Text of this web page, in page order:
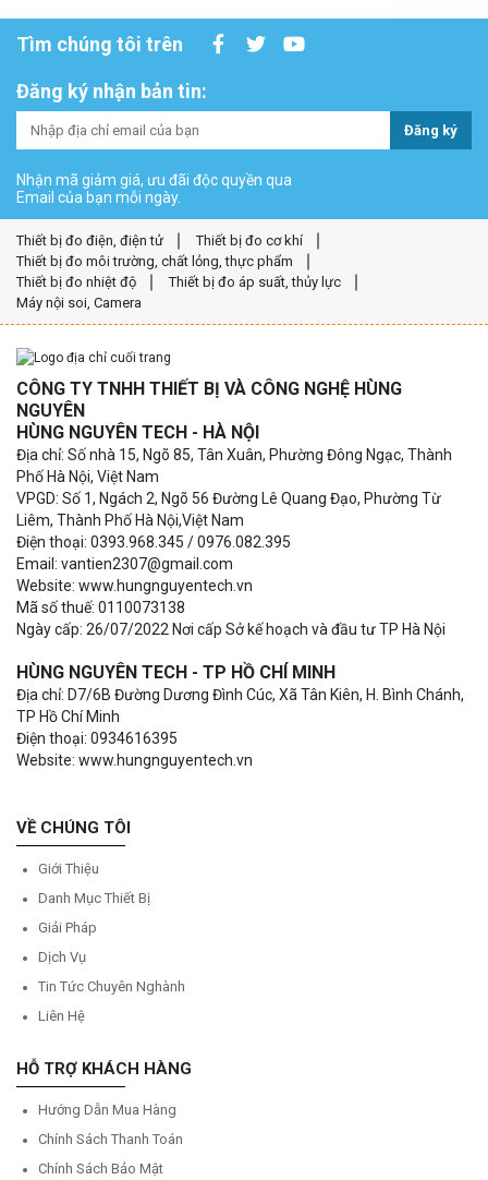
Tìm chúng tôi trên
Đăng ký nhận bản tin:
Đăng ký
Nhận mã giảm giá, ưu đãi độc quyền qua
Email của bạn mỗi ngày.
Thiết bị đo điện, điện tử
Thiết bị đo cơ khí
Thiết bị đo môi trường, chất lỏng, thực phẩm
Thiết bị đo nhiệt độ
Thiết bị đo áp suất, thủy lực
Máy nội soi, Camera
CÔNG TY TNHH THIẾT BỊ VÀ CÔNG NGHỆ HÙNG
NGUYÊN
HÙNG NGUYÊN TECH - HÀ NỘI
Địa chỉ: Số nhà 15, Ngõ 85, Tân Xuân, Phường Đông Ngạc, Thành
Phố Hà Nội, Việt Nam
VPGD: Số 1, Ngách 2, Ngõ 56 Đường Lê Quang Đạo, Phường Từ
Liêm, Thành Phố Hà Nội,Việt Nam
Điện thoại: 0393.968.345 / 0976.082.395
Email: vantien2307@gmail.com
Website: www.hungnguyentech.vn
Mã số thuế: 0110073138
Ngày cấp: 26/07/2022 Nơi cấp Sở kế hoạch và đầu tư TP Hà Nội
HÙNG NGUYÊN TECH - TP HỒ CHÍ MINH
Địa chỉ: D7/6B Đường Dương Đình Cúc, Xã Tân Kiên, H. Bình Chánh,
TP Hồ Chí Minh
Điện thoại: 0934616395
Website: www.hungnguyentech.vn
VỀ CHÚNG TÔI
Giới Thiệu
Danh Mục Thiết Bị
Giải Pháp
Dịch Vụ
Tin Tức Chuyên Nghành
Liên Hệ
HỖ TRỢ KHÁCH HÀNG
Hướng Dẫn Mua Hàng
Chính Sách Thanh Toán
Chính Sách Bảo Mật